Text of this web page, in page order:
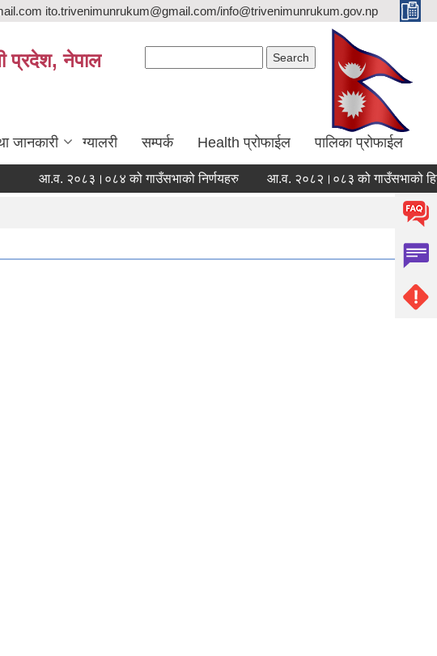
ito.trivenimunrukum@gmail.com/info@trivenimunrukum.gov.np
प्रदेश, नेपाल
जानकारी ग्यालरी सम्पर्क Health प्रोफाईल पालिका प्रोफाईल
आ.व. २०८३।०८४ को गाउँसभाको निर्णयहरु आ.व. २०८२।०८३ को गाउँसभाको हिउँदे